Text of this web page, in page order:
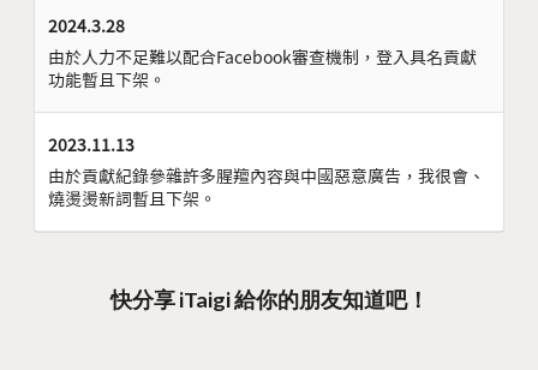
2024.3.28
由於人力不足難以配合Facebook審查機制，登入具名貢獻
功能暫且下架。
2023.11.13
由於貢獻紀錄參雜許多腥羶內容與中國惡意廣告，我很會、
燒燙燙新詞暫且下架。
快分享 iTaigi 給你的朋友知道吧！